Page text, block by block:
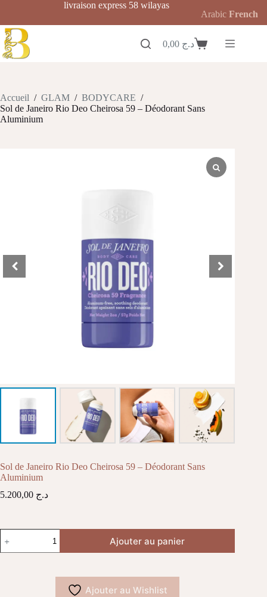
contenu
livraison express 58 wilayas
Panierد.ج
Accueil / GLAM / BODYCARE /
Sol de Janeiro Rio Deo Cheirosa 59 – Déodorant Sans
Aluminium
Sol de Janeiro Rio Deo Cheirosa 59 – Déodorant Sans
Aluminium
د.ج
de
Sol
Ajouter au panier
Ajouter au Wishlist
Arabic French